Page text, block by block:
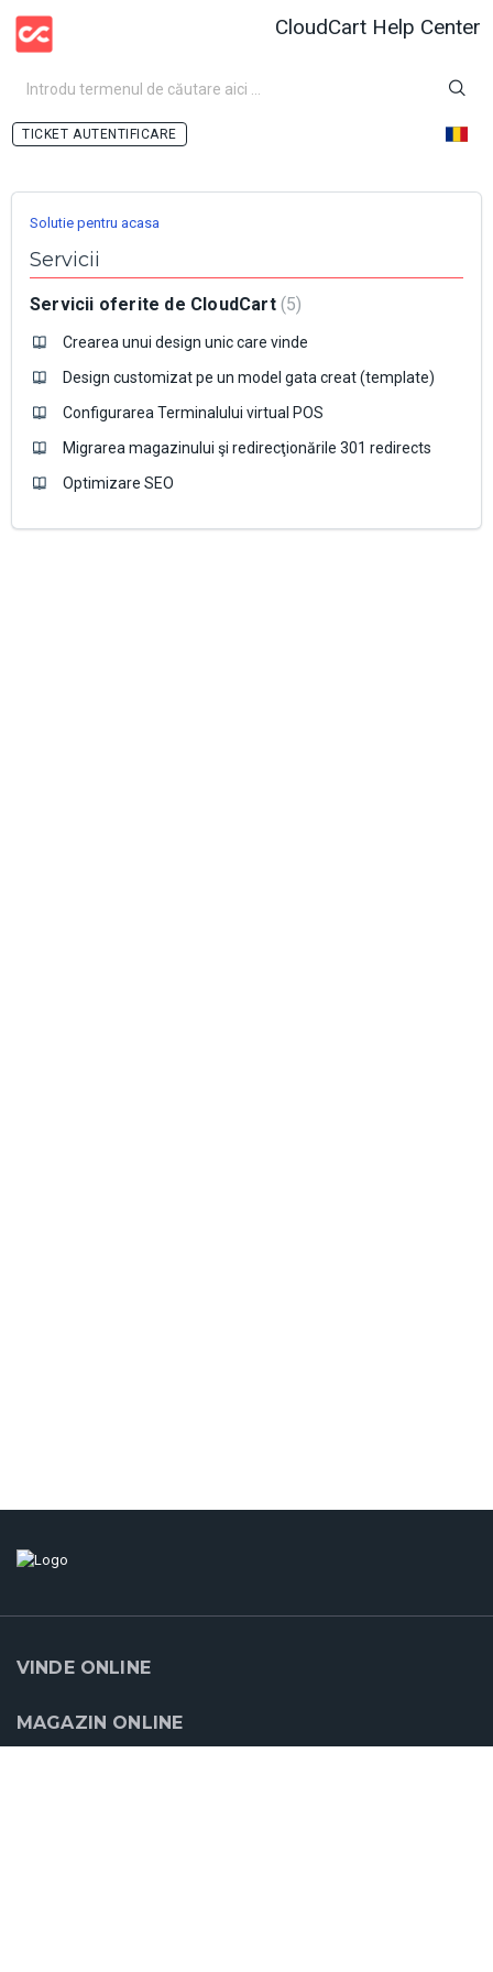
CloudCart Help Center
AUTENTIFICARE
Solutie pentru acasa
Servicii
Servicii oferite de CloudCart 5
Crearea unui design unic care vinde
Design customizat pe un model gata creat (template)
Configurarea Terminalului virtual POS
Migrarea magazinului şi redirecţionările 301 redirects
Optimizare SEO
VINDE ONLINE
MAGAZIN ONLINE